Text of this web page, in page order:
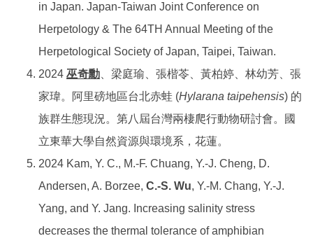
in Japan. Japan-Taiwan Joint Conference on
Herpetology & The 64TH Annual Meeting of the
Herpetological Society of Japan, Taipei, Taiwan.
2024 巫奇勳 、梁庭瑜、張楷苓、黃柏婷、林幼芳、張
家瑋。阿里磅地區台北赤蛙 (Hylarana taipehensis) 的
族群生態現況。第八屆台灣兩棲爬行動物研討會。國
立東華大學自然資源與環境系，花蓮。
2024 Kam, Y. C., M.‑F. Chuang, Y.‑J. Cheng, D.
Andersen, A. Borzee, C.‑S. Wu, Y.‑M. Chang, Y.‑J.
Yang, and Y. Jang. Increasing salinity stress
decreases the thermal tolerance of amphibian